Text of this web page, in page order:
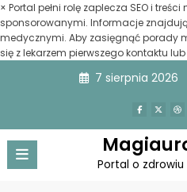
× Portal pełni rolę zaplecza SEO i
sponsorowanymi. Informacje
medycznymi. Aby zasięgnąć porady
się z lekarzem pierwszego kontaktu
7 sierpnia 2026
Portal o zdrowiu